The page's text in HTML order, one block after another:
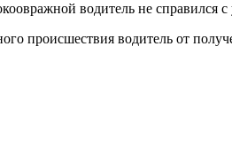
водитель не справился
происшествия водитель от